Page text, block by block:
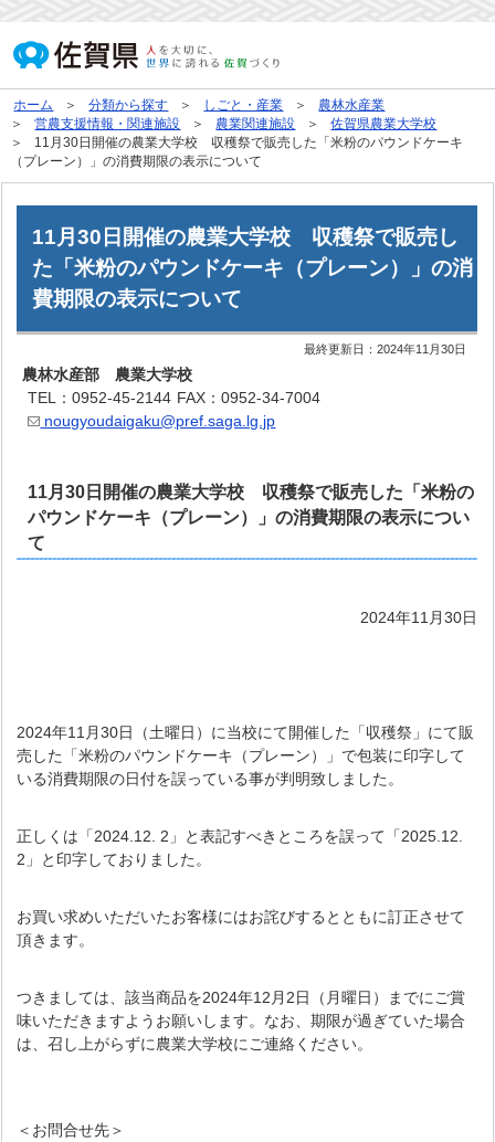
ホーム 分類から探す しごと・産業
農林水産業
営農支援情報・関連施設
農業関連施設
佐賀県農業大学校
11月30日開催の農業大学校 収穫祭で販売した「米粉のパウンドケーキ
（プレーン）」の消費期限の表示について
11月30日開催の農業大学校 収穫祭で販売し
た「米粉のパウンドケーキ（プレーン）」の消
費期限の表示について
最終更新日：2024年11月30日
農林水産部 農業大学校
TEL：0952-45-2144 FAX：0952-34-7004
nougyoudaigaku@pref.saga.lg.jp
11月30日開催の農業大学校 収穫祭で販売した「米粉の
パウンドケーキ（プレーン）」の消費期限の表示につい
て
2024年11月30日
2024年11月30日（土曜日）に当校にて開催した「収穫祭」にて販
売した「米粉のパウンドケーキ（プレーン）」で包装に印字して
いる消費期限の日付を誤っている事が判明致しました。
正しくは「2024.12. 2」と表記すべきところを誤って「2025.12.
2」と印字しておりました。
お買い求めいただいたお客様にはお詫びするとともに訂正させて
頂きます。
つきましては、該当商品を2024年12月2日（月曜日）までにご賞
味いただきますようお願いします。なお、期限が過ぎていた場合
は、召し上がらずに農業大学校にご連絡ください。
＜お問合せ先＞